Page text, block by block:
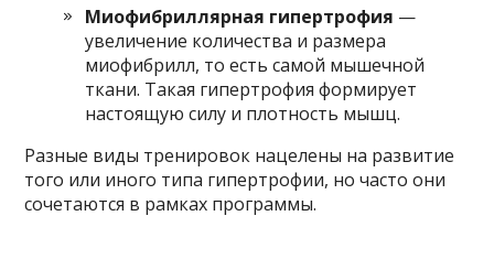
Миофибриллярная гипертрофия —
увеличение количества и размера
миофибрилл, то есть самой мышечной
ткани. Такая гипертрофия формирует
настоящую силу и плотность мышц.
Разные виды тренировок нацелены на развитие
того или иного типа гипертрофии, но часто они
сочетаются в рамках программы.